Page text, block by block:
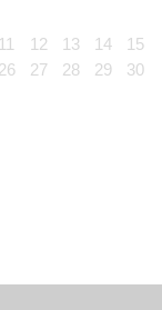
11 12 13 14
15
26 27 28 29
30